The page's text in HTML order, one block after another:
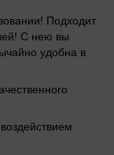
Подходит
С нею вы
удобна в